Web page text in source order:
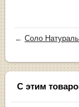
←Соло
С этим